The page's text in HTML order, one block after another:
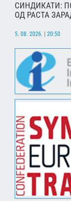
СИНДИКАТИ:
ОД РАСТА
5. 08. 2026. | 20:50